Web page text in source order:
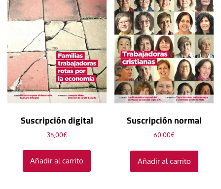
Suscripción digital
35,00€
Añadir al carrito
Suscripción normal
60,00€
Añadir al carrito